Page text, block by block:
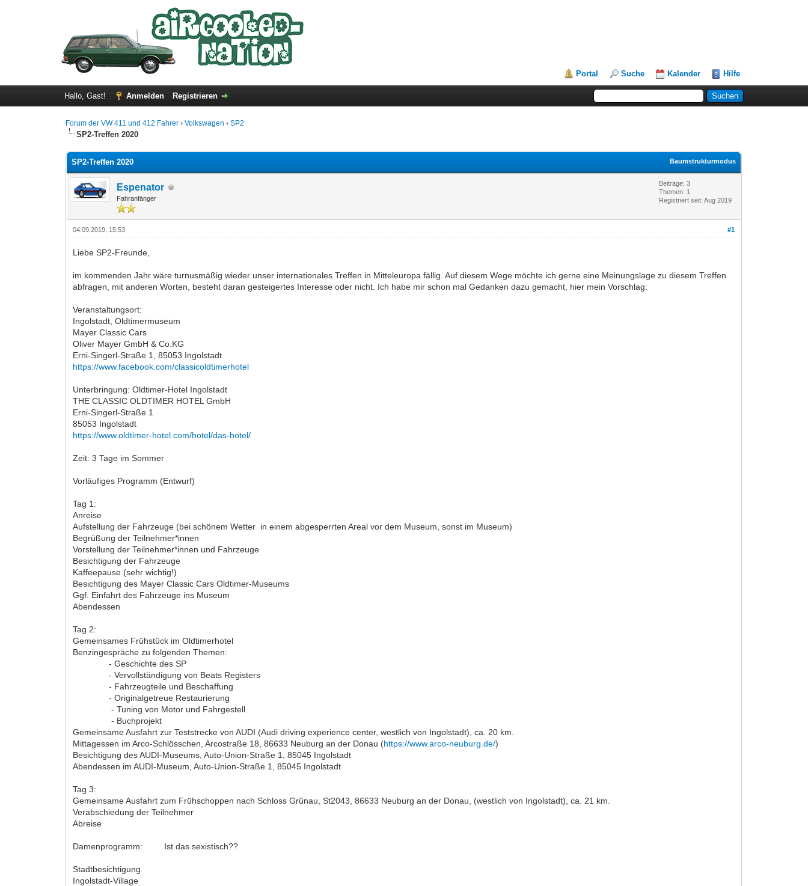
Portal Suche Kalender Hilfe
Hallo, Gast! Anmelden Registrieren
Forum der VW 411 und 412 Fahrer ›Volkswagen ›SP2
SP2-Treffen 2020
Baumstrukturmodus
SP2-Treffen 2020
Espenator
Fahranfänger
Beiträge: 3
Themen: 1
Registriert seit: Aug 2019
#1
04.09.2019, 15:53
Liebe SP2-Freunde,
im kommenden Jahr wäre turnusmäßig wieder unser internationales Treffen in Mitteleuropa fällig. Auf diesem Wege möchte ich gerne eine Meinungslage zu diesem Treffen
abfragen, mit anderen Worten, besteht daran gesteigertes Interesse oder nicht. Ich habe mir schon mal Gedanken dazu gemacht, hier mein Vorschlag:
Veranstaltungsort:
Ingolstadt, Oldtimermuseum
Mayer Classic Cars
Oliver Mayer GmbH & Co.KG
Erni-Singerl-Straße 1, 85053 Ingolstadt
https://www.facebook.com/classicoldtimerhotel
Unterbringung: Oldtimer-Hotel Ingolstadt
THE CLASSIC OLDTIMER HOTEL GmbH
Erni-Singerl-Straße 1
85053 Ingolstadt
https://www.oldtimer-hotel.com/hotel/das-hotel/
Zeit: 3 Tage im Sommer
Vorläufiges Programm (Entwurf)
Tag 1:
Anreise
Aufstellung der Fahrzeuge (bei schönem Wetter in einem abgesperrten Areal vor dem Museum, sonst im Museum)
Begrüßung der Teilnehmer*innen
Vorstellung der Teilnehmer*innen und Fahrzeuge
Besichtigung der Fahrzeuge
Kaffeepause (sehr wichtig!)
Besichtigung des Mayer Classic Cars Oldtimer-Museums
Ggf. Einfahrt des Fahrzeuge ins Museum
Abendessen
Tag 2:
Gemeinsames Frühstück im Oldtimerhotel
Benzingespräche zu folgenden Themen:
- Geschichte des SP
- Vervollständigung von Beats Registers
- Fahrzeugteile und Beschaffung
- Originalgetreue Restaurierung
- Tuning von Motor und Fahrgestell
- Buchprojekt
Gemeinsame Ausfahrt zur Teststrecke von AUDI (Audi driving experience center, westlich von Ingolstadt), ca. 20 km.
Mittagessen im Arco-Schlösschen, Arcostraße 18, 86633 Neuburg an der Donau (https://www.arco-neuburg.de/)
Besichtigung des AUDI-Museums, Auto-Union-Straße 1, 85045 Ingolstadt
Abendessen im AUDI-Museum, Auto-Union-Straße 1, 85045 Ingolstadt
Tag 3:
Gemeinsame Ausfahrt zum Frühschoppen nach Schloss Grünau, St2043, 86633 Neuburg an der Donau, (westlich von Ingolstadt), ca. 21 km.
Verabschiedung der Teilnehmer
Abreise
Damenprogramm: Ist das sexistisch??
Stadtbesichtigung
Ingolstadt-Village